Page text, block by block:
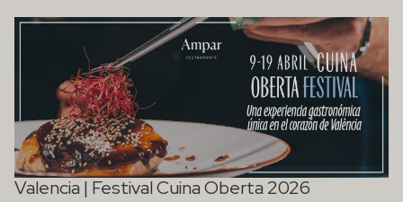
Valencia | Festival Cuina Oberta 2026